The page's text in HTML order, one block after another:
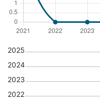
2025
2024
2023
2022